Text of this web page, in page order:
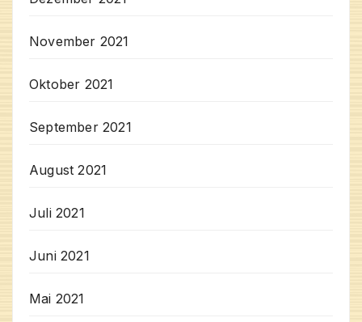
November 2021
Oktober 2021
September 2021
August 2021
Juli 2021
Juni 2021
Mai 2021